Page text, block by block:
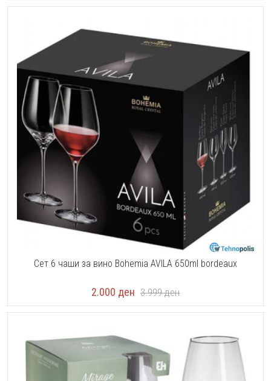
Сет 6 чаши за вино Bohemia AVILA 650ml bordeaux
2.000 ден 3.999ден